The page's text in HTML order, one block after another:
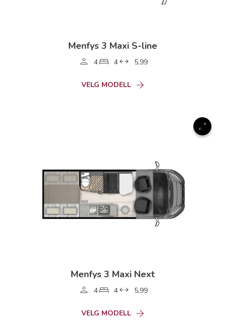
Menfys 3 Maxi S-line
4 4 5,99
VELG MODELL
Menfys 3 Maxi Next
4 4 5,99
VELG MODELL